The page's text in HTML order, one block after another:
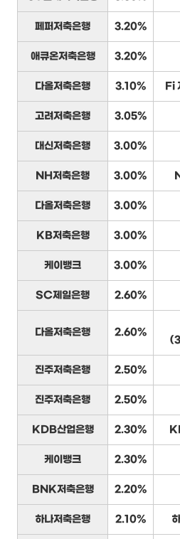
페퍼저축은행 3.20%
애큐온저축은행 3.20%
다올저축은행 3.10% Fi
고려저축은행 3.05%
대신저축은행 3.00%
NH저축은행 3.00%
다올저축은행 3.00%
KB저축은행 3.00%
케이뱅크 3.00%
SC제일은행 2.60%
다올저축은행 2.60%
진주저축은행 2.50%
진주저축은행 2.50%
KDB산업은행 2.30%
케이뱅크 2.30%
BNK저축은행 2.20%
하나저축은행 2.10%